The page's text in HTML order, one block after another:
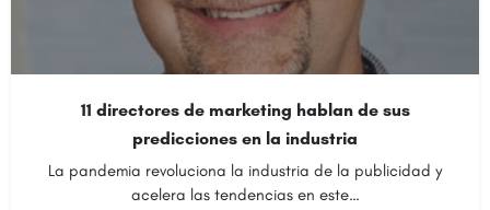
11 directores de marketing hablan de sus
predicciones en la industria
La pandemia revoluciona la industria de la publicidad y
acelera las tendencias en este…